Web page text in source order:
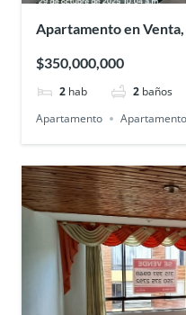
Apartamento en
$350,000,000
2 hab 2 baños
Apartamento